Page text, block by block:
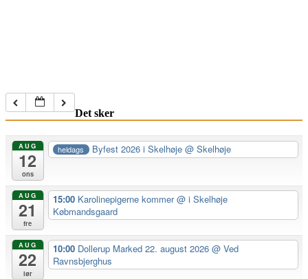
Det sker
AUG
12
ons
heldags Byfest 2026 i Skelhøje@ Skelhøje
AUG
21
fre
15:00 Karolinepigerne kommer@ i Skelhøje
Købmandsgaard
AUG
22
lør
10:00 Dollerup Marked 22. august 2026 @ Ved
Ravnsbjerghus